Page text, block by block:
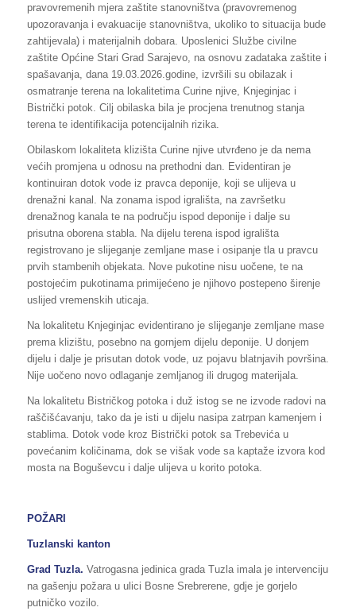
pravovremenih mjera zaštite stanovništva (pravovremenog
upozoravanja i evakuacije stanovništva, ukoliko to situacija bude
zahtijevala) i materijalnih dobara. Uposlenici Službe civilne
zaštite Općine Stari Grad Sarajevo, na osnovu zadataka zaštite i
spašavanja, dana 19.03.2026.godine, izvršili su obilazak i
osmatranje terena na lokalitetima Curine njive, Knjeginjac i
Bistrički potok. Cilj obilaska bila je procjena trenutnog stanja
terena te identifikacija potencijalnih rizika.
Obilaskom lokaliteta klizišta Curine njive utvrđeno je da nema
većih promjena u odnosu na prethodni dan. Evidentiran je
kontinuiran dotok vode iz pravca deponije, koji se ulijeva u
drenažni kanal. Na zonama ispod igrališta, na završetku
drenažnog kanala te na području ispod deponije i dalje su
prisutna oborena stabla. Na dijelu terena ispod igrališta
registrovano je slijeganje zemljane mase i osipanje tla u pravcu
prvih stambenih objekata. Nove pukotine nisu uočene, te na
postojećim pukotinama primijećeno je njihovo postepeno širenje
uslijed vremenskih uticaja.
Na lokalitetu Knjeginjac evidentirano je slijeganje zemljane mase
prema klizištu, posebno na gornjem dijelu deponije. U donjem
dijelu i dalje je prisutan dotok vode, uz pojavu blatnjavih površina.
Nije uočeno novo odlaganje zemljanog ili drugog materijala.
Na lokalitetu Bistričkog potoka i duž istog se ne izvode radovi na
raščišćavanju, tako da je isti u dijelu nasipa zatrpan kamenjem i
stablima. Dotok vode kroz Bistrički potok sa Trebevića u
povećanim količinama, dok se višak vode sa kaptaže izvora kod
mosta na Boguševcu i dalje ulijeva u korito potoka.
POŽARI
Tuzlanski kanton
Grad Tuzla. Vatrogasna jedinica grada Tuzla imala je intervenciju
na gašenju požara u ulici Bosne Srebrerene, gdje je gorjelo
putničko vozilo.